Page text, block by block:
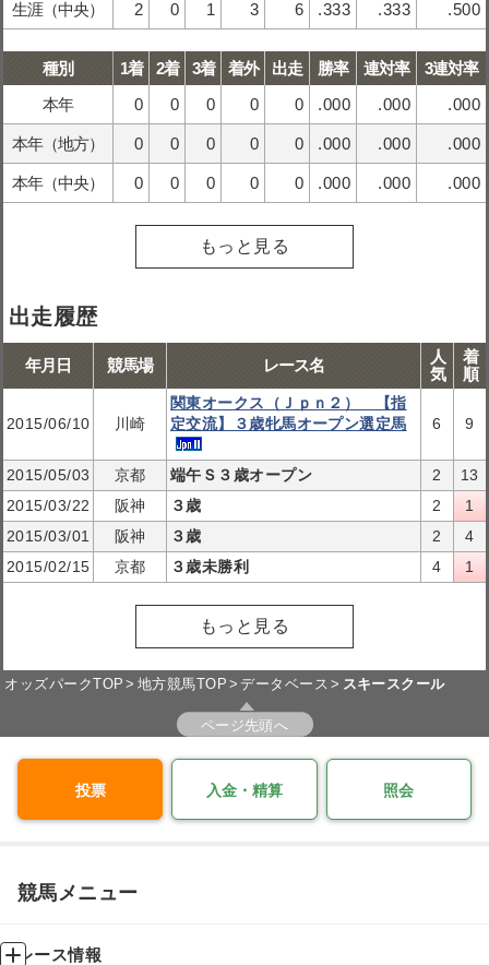
生涯（中央） 2 0 1 3 6 .333 .333 .500
種別 1着 2着 3着 着外 出走 勝率 連対率
3連対率
本年
0 0 0 0 0 .000 .000 .000
本年（地方） 0 0 0 0 0 .000 .000 .000
本年（中央） 0 0 0 0 0 .000 .000 .000
もっと見る
出走履歴
年月日 競馬場 レース名
人
気
着
順
2015/06/10 川崎
関東オークス（Ｊｐｎ２） 【指
定交流】３歳牝馬オープン選定馬
6 9
2015/05/03 京都 端午Ｓ３歳オープン 2
13
2015/03/22
阪神 ３歳 2
1
2015/03/01
阪神 ３歳 2
4
2015/02/15
京都 ３歳未勝利 4 1
もっと見る
オッズパークTOP 地方競馬TOP データベース スキースクール
ページ先頭へ
投票 入金・精算 照会
競馬メニュー
レース情報